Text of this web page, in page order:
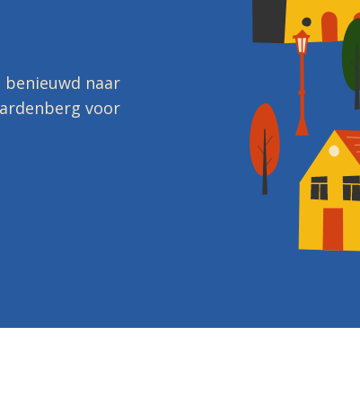
benieuwd naar
voor